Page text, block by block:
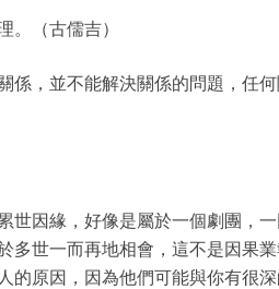
（古儒吉）
係，並不能解決關係的問題，任
世因緣，好像是屬於一個劇團，
多世一而再地相會，這不是因果
原因，因為他們可能與你有很深